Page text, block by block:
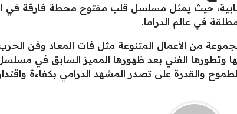
حيث يمثل مسلسل قلب مفتوح محطة فارقة في
في عالم الدراما.
من الأعمال المتنوعة مثل فات المعاد وفن
وتطورها الفني بعد ظهورها المميز السابق في
والقدرة على تصدر المشهد الدرامي بكفاءة